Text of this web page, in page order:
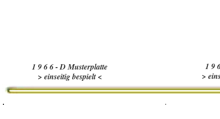
1 9 6 6 - D Musterplatte
> einseitig bespielt <
1 9
>